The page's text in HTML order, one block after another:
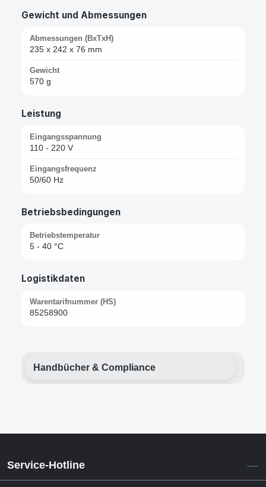
Gewicht und Abmessungen
Abmessungen (BxTxH)
235 x 242 x 76 mm
Gewicht
570 g
Leistung
Eingangsspannung
110 - 220 V
Eingangsfrequenz
50/60 Hz
Betriebsbedingungen
Betriebstemperatur
5 - 40 °C
Logistikdaten
Warentarifnummer (HS)
85258900
Handbücher & Compliance
Service-Hotline